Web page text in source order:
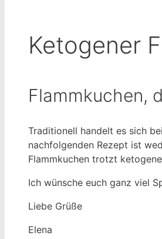
Ketogener
Flammkuchen,
Traditionell handelt es sich
nachfolgenden Rezept ist
Flammkuchen trotzt
Ich wünsche euch ganz viel
Liebe Grüße
Elena